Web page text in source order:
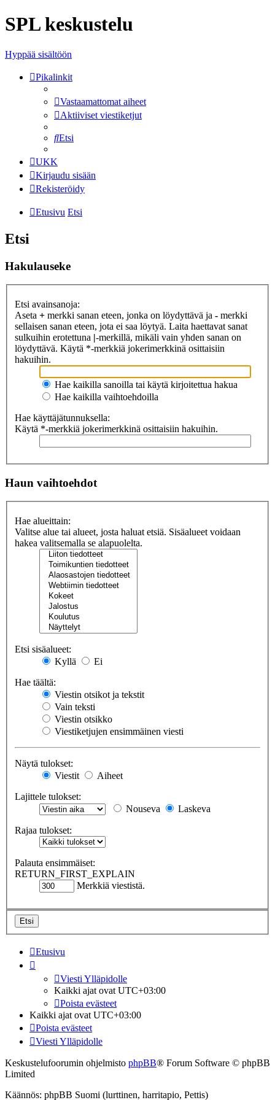
SPL keskustelu
Hyppää sisältöön
Pikalinkit
Vastaamattomat aiheet
Aktiiviset viestiketjut
Etsi
UKK
Kirjaudu sisään
Rekisteröidy
Etusivu Etsi
Etsi
Hakulauseke
Etsi avainsanoja:
Aseta + merkki sanan eteen, jonka on löydyttävä ja - merkki
sellaisen sanan eteen, jota ei saa löytyä. Laita haettavat sanat
sulkuihin erotettuna |-merkillä, mikäli vain yhden sanan on
löydyttävä. Käytä *-merkkiä jokerimerkkinä osittaisiin
hakuihin.
Hae kaikilla sanoilla tai käytä kirjoitettua hakua
Hae kaikilla vaihtoehdoilla
Hae käyttäjätunnuksella:
Käytä *-merkkiä jokerimerkkinä osittaisiin hakuihin.
Haun vaihtoehdot
Hae alueittain:
Valitse alue tai alueet, josta haluat etsiä. Sisäalueet voidaan
hakea valitsemalla se alapuolelta.
Etsi sisäalueet:
Kyllä
Ei
Hae täältä:
Viestin otsikot ja tekstit
Vain teksti
Viestin otsikko
Viestiketjujen ensimmäinen viesti
Näytä tulokset:
Viestit
Aiheet
Lajittele tulokset:
Nouseva
Laskeva
Rajaa tulokset:
Palauta ensimmäiset:
RETURN_FIRST_EXPLAIN
Merkkiä viestistä.
Etusivu
Viesti Ylläpidolle
Kaikki ajat ovat UTC+03:00
Poista evästeet
Kaikki ajat ovat UTC+03:00
Poista evästeet
Viesti Ylläpidolle
Keskustelufoorumin ohjelmisto phpBB® Forum Software © phpBB
Limited
Käännös: phpBB Suomi (lurttinen, harritapio, Pettis)